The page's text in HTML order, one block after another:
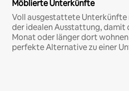
Möblierte Unterkünfte
Voll ausgestattete Unterkünfte
der idealen Ausstattung, damit
Monat oder länger dort
perfekte Alternative zu einer